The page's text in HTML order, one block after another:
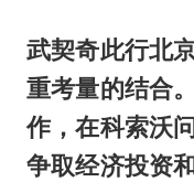
武契奇此行北
重考量的结合
作，在科索沃
争取经济投资